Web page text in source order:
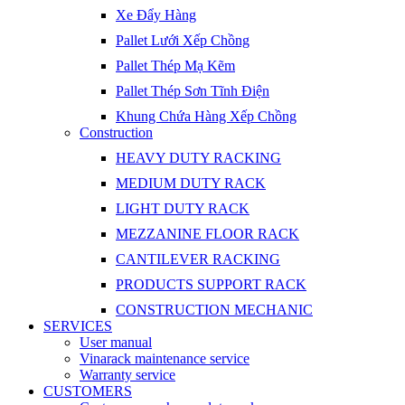
Xe Đẩy Hàng
Pallet Lưới Xếp Chồng
Pallet Thép Mạ Kẽm
Pallet Thép Sơn Tĩnh Điện
Khung Chứa Hàng Xếp Chồng
Construction
HEAVY DUTY RACKING
MEDIUM DUTY RACK
LIGHT DUTY RACK
MEZZANINE FLOOR RACK
CANTILEVER RACKING
PRODUCTS SUPPORT RACK
CONSTRUCTION MECHANIC
SERVICES
User manual
Vinarack maintenance service
Warranty service
CUSTOMERS